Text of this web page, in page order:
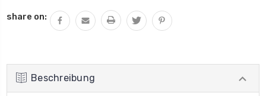
ERHÖHEN
UNDEFINED
VERRINGERN
share on:
Beschreibung